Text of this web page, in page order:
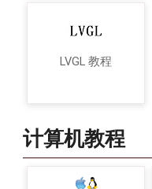
LVGL 教程
计算机教程